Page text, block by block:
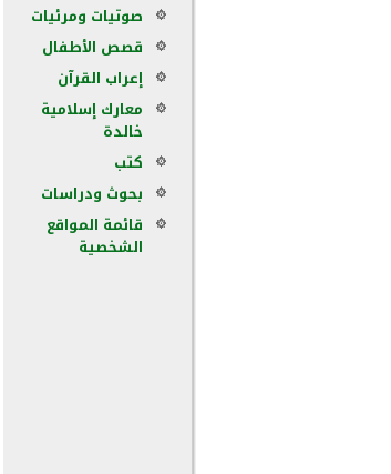
صوتيات ومرئيات
قصص الأطفال
إعراب القرآن
معارك إسلامية
خالدة
كتب
بحوث ودراسات
قائمة المواقع
الشخصية